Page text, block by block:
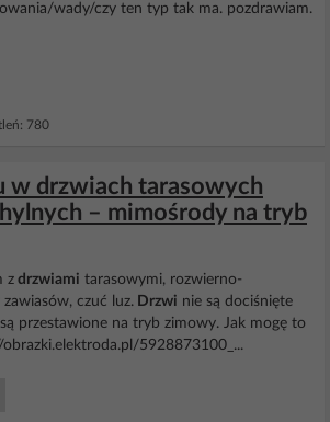
wady/czy ten typ tak ma. pozdrawiam.
780
w drzwiach tarasowych
– mimośrody na tryb
z drzwiami tarasowymi, rozwierno-
czuć luz. Drzwi nie są dociśnięte
przestawione na tryb zimowy. Jak mogę to
5928873100_...